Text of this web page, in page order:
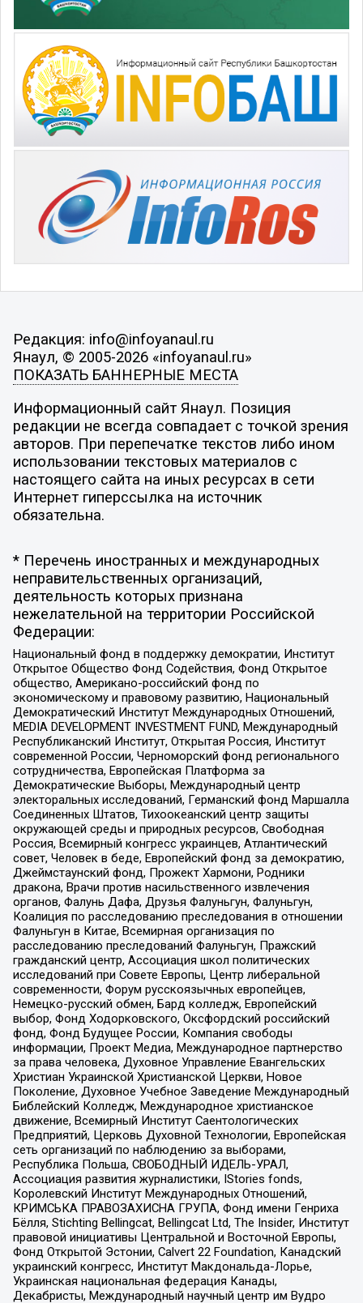
Редакция: info@infoyanaul.ru
Янаул, © 2005-2026 «infoyanaul.ru»
ПОКАЗАТЬ БАННЕРНЫЕ МЕСТА
Информационный сайт Янаул. Позиция
редакции не всегда совпадает с точкой зрения
авторов. При перепечатке текстов либо ином
использовании текстовых материалов с
настоящего сайта на иных ресурсах в сети
Интернет гиперссылка на источник
обязательна.
* Перечень иностранных и международных
неправительственных организаций,
деятельность которых признана
нежелательной на территории Российской
Федерации:
Национальный фонд в поддержку демократии, Институт
Открытое Общество Фонд Содействия, Фонд Открытое
общество, Американо-российский фонд по
экономическому и правовому развитию, Национальный
Демократический Институт Международных Отношений,
MEDIA DEVELOPMENT INVESTMENT FUND, Международный
Республиканский Институт, Открытая Россия, Институт
современной России, Черноморский фонд регионального
сотрудничества, Европейская Платформа за
Демократические Выборы, Международный центр
электоральных исследований, Германский фонд Маршалла
Соединенных Штатов, Тихоокеанский центр защиты
окружающей среды и природных ресурсов, Свободная
Россия, Всемирный конгресс украинцев, Атлантический
совет, Человек в беде, Европейский фонд за демократию,
Джеймстаунский фонд, Прожект Хармони, Родники
дракона, Врачи против насильственного извлечения
органов, Фалунь Дафа, Друзья Фалуньгун, Фалуньгун,
Коалиция по расследованию преследования в отношении
Фалуньгун в Китае, Всемирная организация по
расследованию преследований Фалуньгун, Пражский
гражданский центр, Ассоциация школ политических
исследований при Совете Европы, Центр либеральной
современности, Форум русскоязычных европейцев,
Немецко-русский обмен, Бард колледж, Европейский
выбор, Фонд Ходорковского, Оксфордский российский
фонд, Фонд Будущее России, Компания свободы
информации, Проект Медиа, Международное партнерство
за права человека, Духовное Управление Евангельских
Христиан Украинской Христианской Церкви, Новое
Поколение, Духовное Учебное Заведение Международный
Библейский Колледж, Международное христианское
движение, Всемирный Институт Саентологических
Предприятий, Церковь Духовной Технологии, Европейская
сеть организаций по наблюдению за выборами,
Республика Польша, СВОБОДНЫЙ ИДЕЛЬ-УРАЛ,
Ассоциация развития журналистики, IStories fonds,
Королевский Институт Международных Отношений,
КРИМСЬКА ПРАВОЗАХИСНА ГРУПА, Фонд имени Генриха
Бёлля, Stichting Bellingcat, Bellingcat Ltd, The Insider, Институт
правовой инициативы Центральной и Восточной Европы,
Фонд Открытой Эстонии, Calvert 22 Foundation, Канадский
украинский конгресс, Институт Макдональда-Лорье,
Украинская национальная федерация Канады,
Декабристы, Международный научный центр им Вудро